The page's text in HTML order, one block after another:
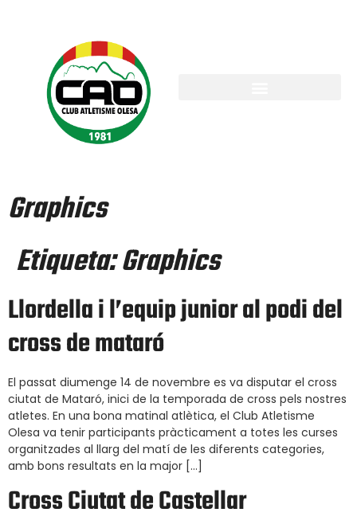
Graphics
Etiqueta:Graphics
Llordella i l’equip junior al podi del
cross de mataró
El passat diumenge 14 de novembre es va disputar el cross
ciutat de Mataró, inici de la temporada de cross pels nostres
atletes. En una bona matinal atlètica, el Club Atletisme
Olesa va tenir participants pràcticament a totes les curses
organitzades al llarg del matí de les diferents categories,
amb bons resultats en la major […]
Cross Ciutat de Castellar